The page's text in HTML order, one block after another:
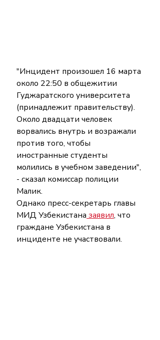
"Инцидент произошел 16 марта
около 22:50 в общежитии
Гуджаратского университета
(принадлежит правительству).
Около двадцати человек
ворвались внутрь и возражали
против того, чтобы
иностранные студенты
молились в учебном заведении",
- сказал комиссар полиции
Малик.
Однако пресс-секретарь главы
МИД Узбекистана заявил, что
граждане Узбекистана в
инциденте не участвовали.